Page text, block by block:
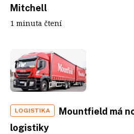
Mitchell
1 minuta čtení
LOGISTIKA
Mountfield má
logistiky